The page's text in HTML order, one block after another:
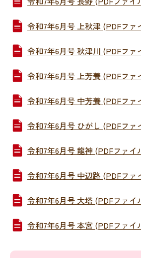
令和7年6月号 上秋津 (PDFファ
令和7年6月号 秋津川 (PDFファ
令和7年6月号 上芳養 (PDFファ
令和7年6月号 中芳養 (PDFファ
令和7年6月号 ひがし (PDFファ
令和7年6月号 龍神 (PDFファイ
令和7年6月号 中辺路 (PDFファ
令和7年6月号 大塔 (PDFファイ
令和7年6月号 本宮 (PDFファイ